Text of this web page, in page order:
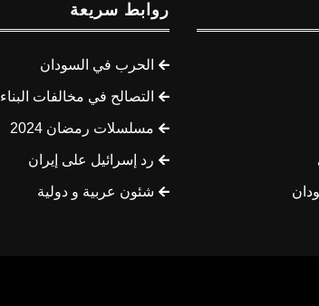
روابط سريعة
الحرب في السودان
التصالح في مخالفات البناء
مسلسلات رمضان 2024
رد إسرائيل على إيران
شئون عربية و دولية